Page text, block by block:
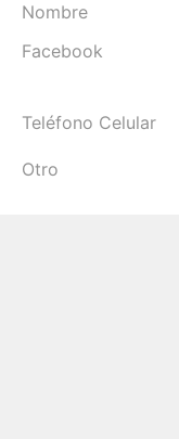
Nombre
Facebook
Teléfono Celular
Otro